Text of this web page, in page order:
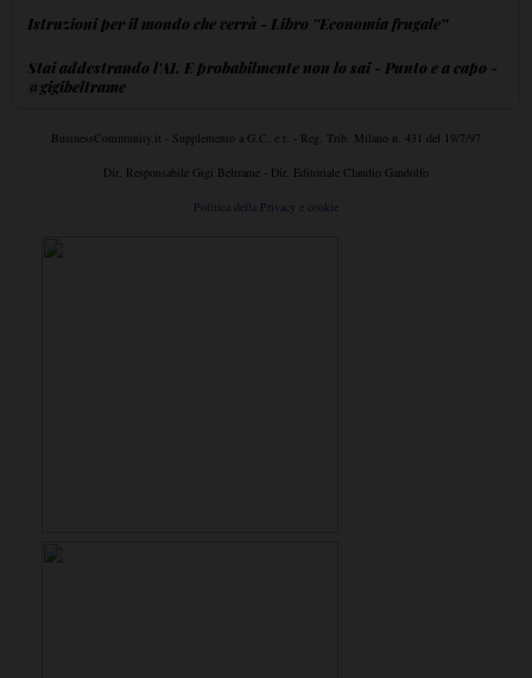
Istruzioni per il mondo che verrà - Libro ''Economia frugale''
Stai addestrando l'AI. E probabilmente non lo sai - Punto e a capo -
@gigibeltrame
BusinessCommunity.it - Supplemento a G.C. e t. - Reg. Trib. Milano n. 431 del 19/7/97
Dir. Responsabile Gigi Beltrame - Dir. Editoriale Claudio Gandolfo
Politica della Privacy e cookie